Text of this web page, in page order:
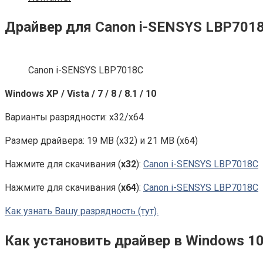
Драйвер для Canon i-SENSYS
Canon i-SENSYS LBP7018C
Windows XP / Vista / 7 / 8 / 8.1 / 10
Варианты разрядности: x32/x64
Размер драйвера: 19 MB (x32) и 21 MB (x64)
Нажмите для скачивания (x32): Canon i-SENSYS LBP7018C
Нажмите для скачивания (x64): Canon i-SENSYS LBP7018C
Как узнать Вашу разрядность (тут).
Как установить драйвер в Windows